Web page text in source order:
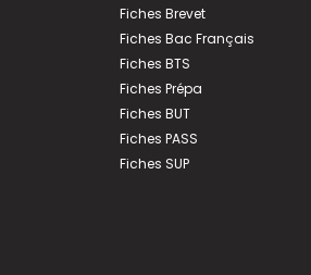
Fiches Brevet
Fiches Bac Français
Fiches BTS
Fiches Prépa
Fiches BUT
Fiches PASS
Fiches SUP